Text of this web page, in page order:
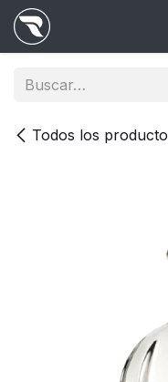
Ir al contenido
Todos los